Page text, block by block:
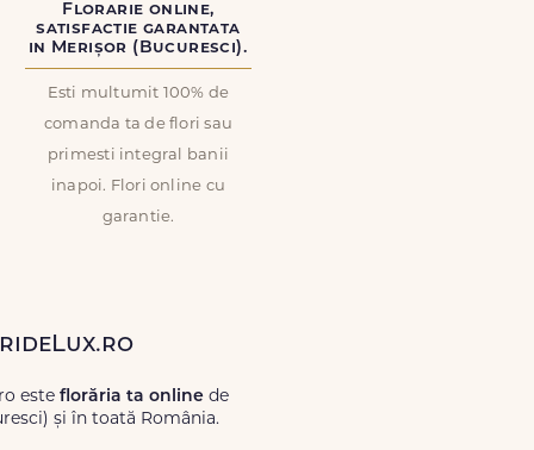
Florarie online,
satisfactie garantata
in Merișor (Bucuresci).
Esti multumit 100% de
comanda ta de flori sau
primesti integral banii
inapoi. Flori online cu
garantie.
este florăria ta online de
și în toată România.